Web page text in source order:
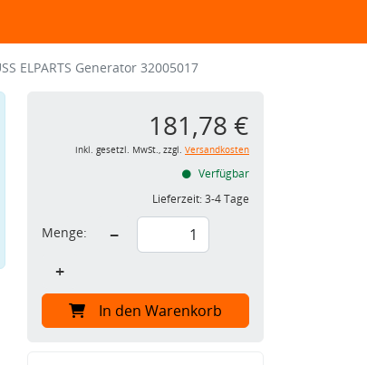
ELPARTS Generator 32005017
181,78 €
inkl. gesetzl. MwSt., zzgl. Versandkosten
Verfügbar
Lieferzeit:3-4 Tage
Menge:
−
+
In den Warenkorb